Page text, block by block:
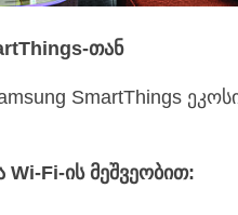
თან
SmartThings
Wi-Fi-ის მეშვეობით: